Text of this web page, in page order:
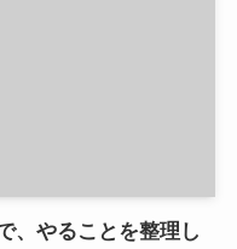
、やることを整理し